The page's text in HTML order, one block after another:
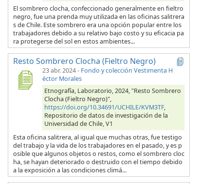
El sombrero clocha, confeccionado generalmente en fieltro
negro, fue una prenda muy utilizada en las oficinas salitrera
s de Chile. Este sombrero era una opción popular entre los
trabajadores debido a su relativo bajo costo y su eficacia pa
ra protegerse del sol en estos ambientes...
Resto Sombrero Clocha (Fieltro Negro)
23 abr. 2024- Fondo y colección Vestimenta H
éctor Morales
Etnografía, Laboratorio, 2024, "Resto Sombrero
Clocha (Fieltro Negro)",
https://doi.org/10.34691/UCHILE/KVM3TF,
Repositorio de datos de investigación de la
Universidad de Chile, V1
Esta oficina salitrera, al igual que muchas otras, fue testigo
del trabajo y la vida de los trabajadores en el pasado, y es p
osible que algunos objetos o restos, como el sombrero cloc
ha, se hayan deteriorado o destruido con el tiempo debido
a la exposición a las condiciones climá...